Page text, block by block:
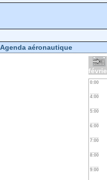
Agenda aéronautique
0:00
4:00
5:00
6:00
7:00
8:00
9:00